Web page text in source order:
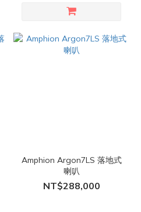
Amphion Argon7LS 落地式
喇叭
NT$288,000